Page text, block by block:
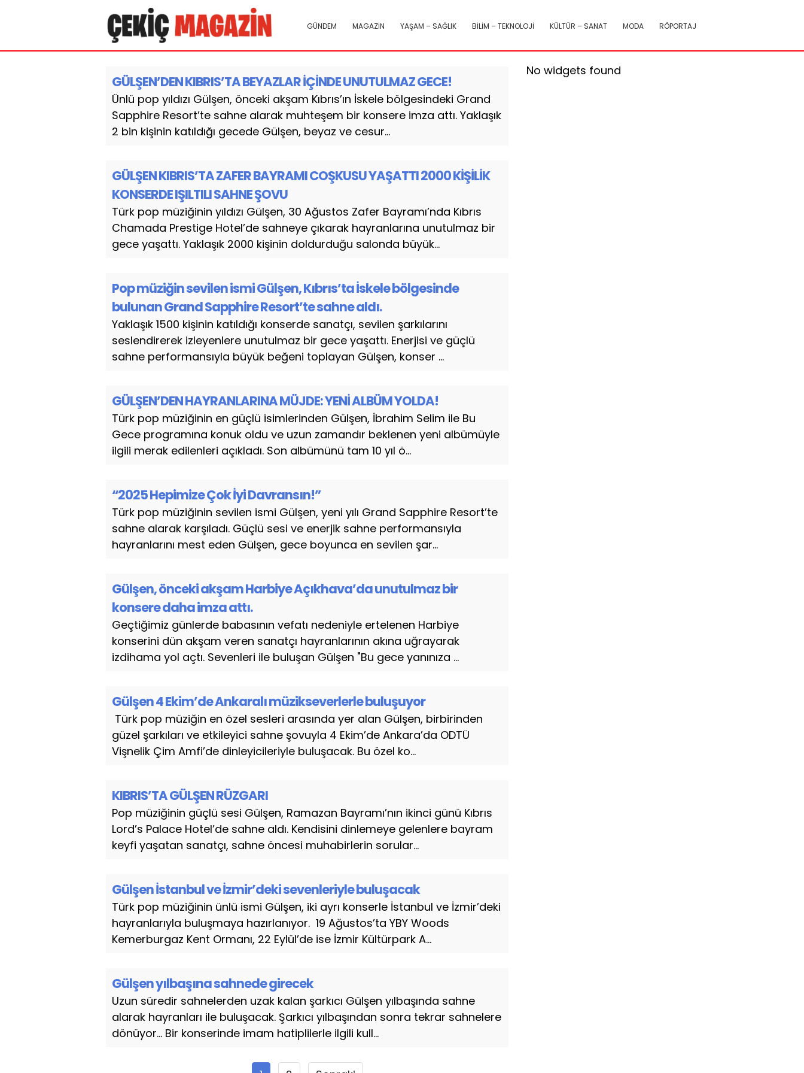
GÜNDEM MAGAZİN YAŞAM – SAĞLIK BİLİM – TEKNOLOJİ KÜLTÜR – SANAT MODA RÖPORTAJ
GÜLŞEN’DEN KIBRIS’TA BEYAZLAR İÇİNDE UNUTULMAZ GECE!
Ünlü pop yıldızı Gülşen, önceki akşam Kıbrıs’ın İskele bölgesindeki Grand
Sapphire Resort’te sahne alarak muhteşem bir konsere imza attı. Yaklaşık
2 bin kişinin katıldığı gecede Gülşen, beyaz ve cesur...
GÜLŞEN KIBRIS’TA ZAFER BAYRAMI COŞKUSU YAŞATTI 2000 KİŞİLİK
KONSERDE IŞILTILI SAHNE ŞOVU
Türk pop müziğinin yıldızı Gülşen, 30 Ağustos Zafer Bayramı’nda Kıbrıs
Chamada Prestige Hotel’de sahneye çıkarak hayranlarına unutulmaz bir
gece yaşattı. Yaklaşık 2000 kişinin doldurduğu salonda büyük...
Pop müziğin sevilen ismi Gülşen, Kıbrıs’ta İskele bölgesinde
bulunan Grand Sapphire Resort’te sahne aldı.
Yaklaşık 1500 kişinin katıldığı konserde sanatçı, sevilen şarkılarını
seslendirerek izleyenlere unutulmaz bir gece yaşattı. Enerjisi ve güçlü
sahne performansıyla büyük beğeni toplayan Gülşen, konser ...
GÜLŞEN’DEN HAYRANLARINA MÜJDE: YENİ ALBÜM YOLDA!
Türk pop müziğinin en güçlü isimlerinden Gülşen, İbrahim Selim ile Bu
Gece programına konuk oldu ve uzun zamandır beklenen yeni albümüyle
ilgili merak edilenleri açıkladı. Son albümünü tam 10 yıl ö...
“2025 Hepimize Çok İyi Davransın!”
Türk pop müziğinin sevilen ismi Gülşen, yeni yılı Grand Sapphire Resort’te
sahne alarak karşıladı. Güçlü sesi ve enerjik sahne performansıyla
hayranlarını mest eden Gülşen, gece boyunca en sevilen şar...
Gülşen, önceki akşam Harbiye Açıkhava’da unutulmaz bir
konsere daha imza attı.
Geçtiğimiz günlerde babasının vefatı nedeniyle ertelenen Harbiye
konserini dün akşam veren sanatçı hayranlarının akına uğrayarak
izdihama yol açtı. Sevenleri ile buluşan Gülşen "Bu gece yanınıza ...
Gülşen 4 Ekim’de Ankaralı müzikseverlerle buluşuyor
Türk pop müziğin en özel sesleri arasında yer alan Gülşen, birbirinden
güzel şarkıları ve etkileyici sahne şovuyla 4 Ekim’de Ankara’da ODTÜ
Vişnelik Çim Amfi’de dinleyicileriyle buluşacak. Bu özel ko...
KIBRIS’TA GÜLŞEN RÜZGARI
Pop müziğinin güçlü sesi Gülşen, Ramazan Bayramı’nın ikinci günü Kıbrıs
Lord’s Palace Hotel’de sahne aldı. Kendisini dinlemeye gelenlere bayram
keyfi yaşatan sanatçı, sahne öncesi muhabirlerin sorular...
Gülşen İstanbul ve İzmir’deki sevenleriyle buluşacak
Türk pop müziğinin ünlü ismi Gülşen, iki ayrı konserle İstanbul ve İzmir’deki
hayranlarıyla buluşmaya hazırlanıyor. 19 Ağustos’ta YBY Woods
Kemerburgaz Kent Ormanı, 22 Eylül’de ise İzmir Kültürpark A...
Gülşen yılbaşına sahnede girecek
Uzun süredir sahnelerden uzak kalan şarkıcı Gülşen yılbaşında sahne
alarak hayranları ile buluşacak. Şarkıcı yılbaşından sonra tekrar sahnelere
dönüyor... Bir konserinde imam hatiplilerle ilgili kull...
No widgets found